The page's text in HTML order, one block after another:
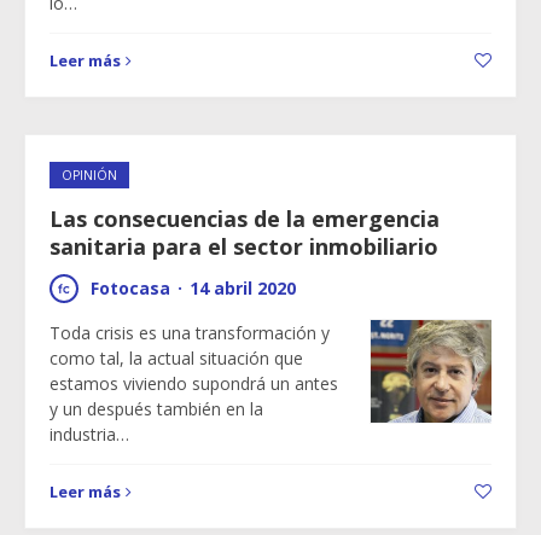
Leer más
OPINIÓN
Las consecuencias de la emergencia
sanitaria para el sector inmobiliario
Fotocasa · 14 abril 2020
Toda crisis es una transformación y
como tal, la actual situación que
estamos viviendo supondrá un antes
y un después también en la
industria…
Leer más